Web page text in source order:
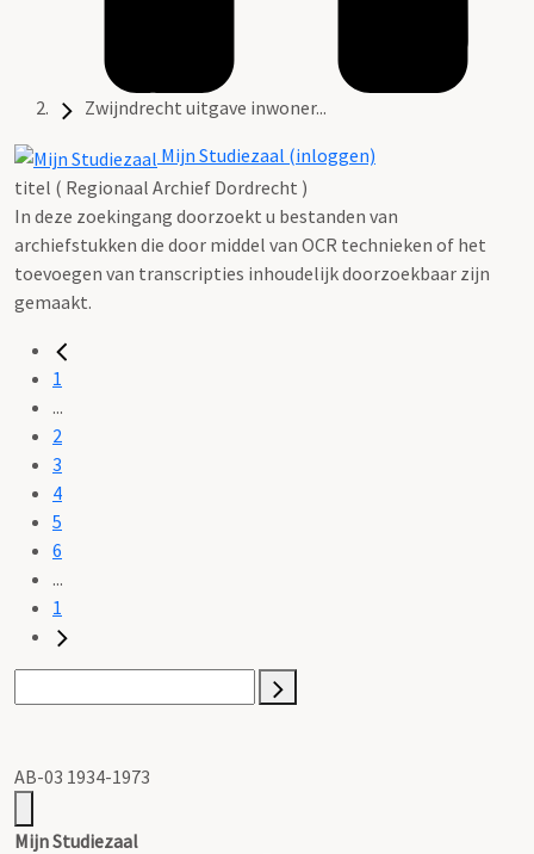
Zwijndrecht uitgave inwoner...
Mijn Studiezaal (inloggen)
titel ( Regionaal Archief Dordrecht )
In deze zoekingang doorzoekt u bestanden van
archiefstukken die door middel van OCR technieken of het
toevoegen van transcripties inhoudelijk doorzoekbaar zijn
gemaakt.
1
...
2
3
4
5
6
...
1
AB-03 1934-1973
Mijn Studiezaal